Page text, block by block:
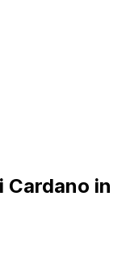
Cardano in